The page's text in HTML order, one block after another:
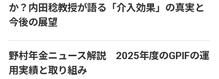
か？内田稔教授が語る「介入効果」の真実と
今後の展望
野村年金ニュース解説 2025年度のGPIFの運
用実績と取り組み